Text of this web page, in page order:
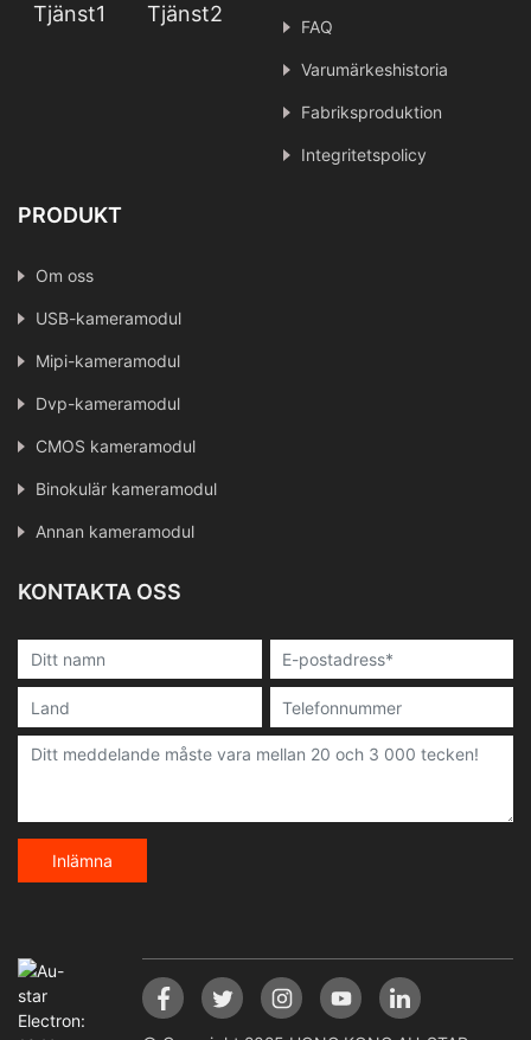
Tjänst1 Tjänst2 FAQ
Varumärkeshistoria
Fabriksproduktion
Integritetspolicy
PRODUKT
Om oss
USB-kameramodul
Mipi-kameramodul
Dvp-kameramodul
CMOS kameramodul
Binokulär kameramodul
Annan kameramodul
KONTAKTA OSS
Inlämna